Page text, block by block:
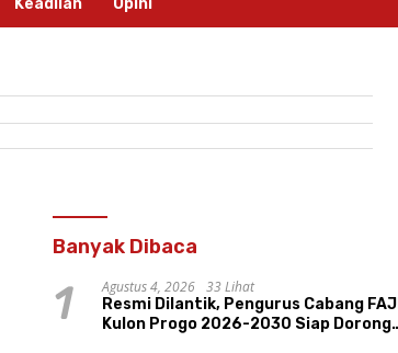
Keadilan Opini
Banyak Dibaca
1 Agustus 4, 2026
33 Lihat
Resmi Dilantik, Pengurus Cabang FAJI
Kulon Progo 2026-2030 Siap Dorong